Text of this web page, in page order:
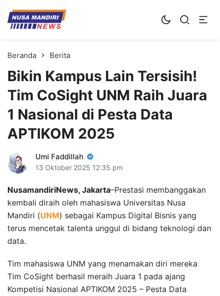
Kampus Digital Bisnis
Universitas Nusa Mandiri
Beranda Berita
Bikin Kampus Lain Tersisih!
Tim CoSight UNM Raih Juara
1 Nasional di Pesta Data
APTIKOM 2025
Umi Faddillah
13 Oktober 2025 12:35 pm
NusamandiriNews, Jakarta–Prestasi membanggakan
kembali diraih oleh mahasiswa Universitas Nusa
Mandiri (UNM) sebagai Kampus Digital Bisnis yang
terus mencetak talenta unggul di bidang teknologi dan
data.
Tim mahasiswa UNM yang menamakan diri mereka
Tim CoSight berhasil meraih Juara 1 pada ajang
Kompetisi Nasional APTIKOM 2025 – Pesta Data